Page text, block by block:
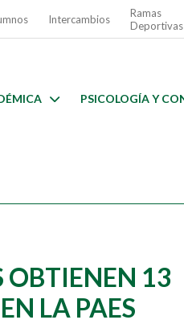
Intercambios
Ramas
Deportivas
PSICOLOGÍA Y
OBTIENEN 13
LA PAES